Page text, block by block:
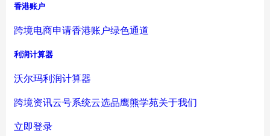
香港账户
跨境电商申请香港账户绿色通道
利润计算器
沃尔玛利润计算器
跨境资讯云号系统云选品鹰熊学苑关于我们
立即登录